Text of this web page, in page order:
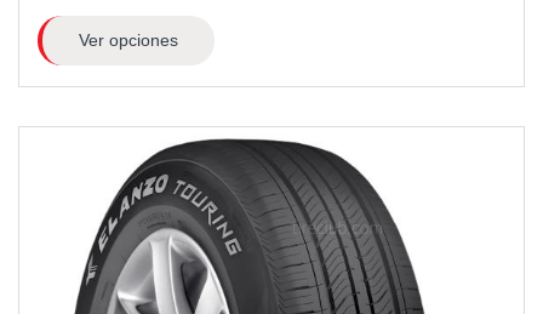
Ver opciones